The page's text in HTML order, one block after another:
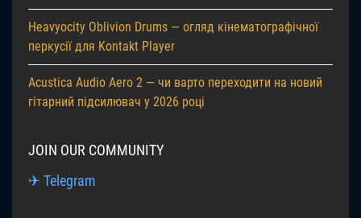
Heavyocity Oblivion Drums — огляд кінематографічної
перкусії для Kontakt Player
Acustica Audio Aero 2 — чи варто переходити на новий
гітарний підсилювач у 2026 році
JOIN OUR COMMUNITY
✈ Telegram